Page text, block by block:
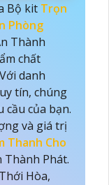
Bộ kit Trọn
Phòng
Thành
chất
danh
tín, chúng
cầu của bạn.
và giá trị
Thanh Cho
Thành Phát.
Hòa,